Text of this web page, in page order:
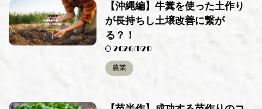
【沖縄編】牛糞を使った土作り
が長持ちし土壌改善に繋が
る？！
2026/1/20
農業